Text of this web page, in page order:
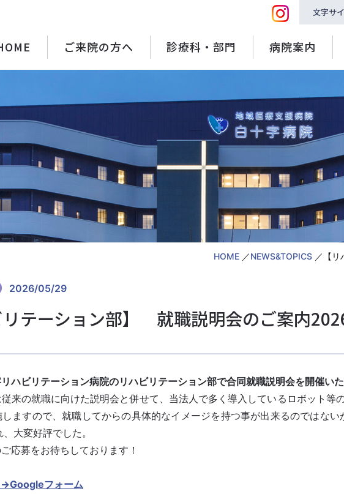
文字サ
ご来院の方へ 診療科・部門 病院案内
HOME NEWS&TOPICS 【
2026/05/29
リテーション部】 就職説明会のご案内
ハビリテーション病院のリハビリテーション部で合同就職説明会を開催いた
来の就職に向けた説明会と併せて、当法人で多く導入しているロボット等
ますので、就職してからの具体的なイメージを持つ事が出来るのではな
大変好評でした。
応募をお待ちしております！
フォーム